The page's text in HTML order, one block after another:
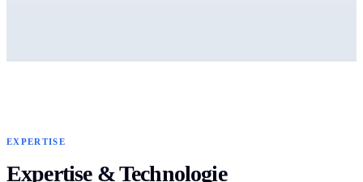
EXPERTISE
Expertise & Technologie